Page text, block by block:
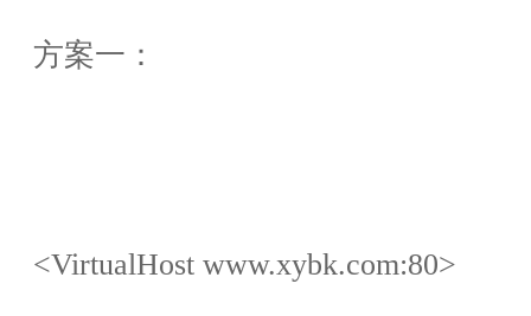
方案一：
<VirtualHost www.xybk.com:80>